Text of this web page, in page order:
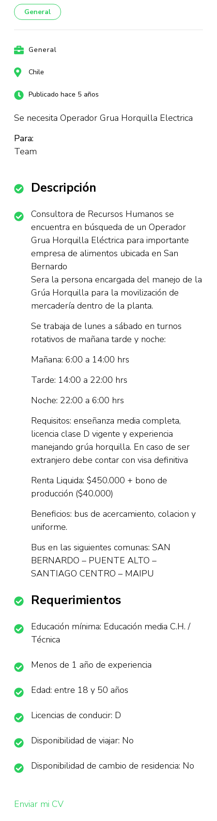
General
General
Chile
Publicado hace 5 años
Se necesita Operador Grua Horquilla Electrica
Para:
Team
Descripción
Consultora de Recursos Humanos se
encuentra en búsqueda de un Operador
Grua Horquilla Eléctrica para importante
empresa de alimentos ubicada en San
Bernardo
Sera la persona encargada del manejo de la
Grúa Horquilla para la movilización de
mercadería dentro de la planta.
Se trabaja de lunes a sábado en turnos
rotativos de mañana tarde y noche:
Mañana: 6:00 a 14:00 hrs
Tarde: 14:00 a 22:00 hrs
Noche: 22:00 a 6:00 hrs
Requisitos: enseñanza media completa,
licencia clase D vigente y experiencia
manejando grúa horquilla. En caso de ser
extranjero debe contar con visa definitiva
Renta Liquida: $450.000 + bono de
producción ($40.000)
Beneficios: bus de acercamiento, colacion y
uniforme.
Bus en las siguientes comunas: SAN
BERNARDO – PUENTE ALTO –
SANTIAGO CENTRO – MAIPU
Requerimientos
Educación mínima: Educación media C.H. /
Técnica
Menos de 1 año de experiencia
Edad: entre 18 y 50 años
Licencias de conducir: D
Disponibilidad de viajar: No
Disponibilidad de cambio de residencia: No
Enviar mi CV